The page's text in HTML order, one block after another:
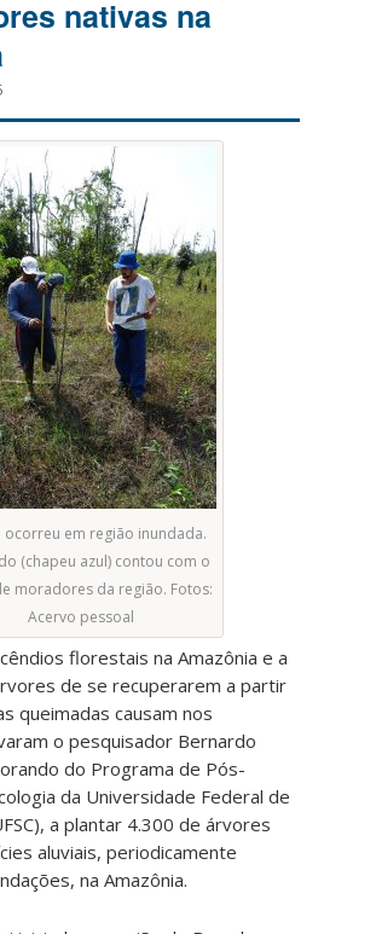
nativas na
ocorreu em região inundada.
(chapeu azul) contou com o
moradores da região. Fotos:
Acervo pessoal
florestais na Amazônia e a
de se recuperarem a partir
queimadas causam nos
o pesquisador Bernardo
do Programa de Pós-
da Universidade Federal de
a plantar 4.300 de árvores
aluviais, periodicamente
na Amazônia.